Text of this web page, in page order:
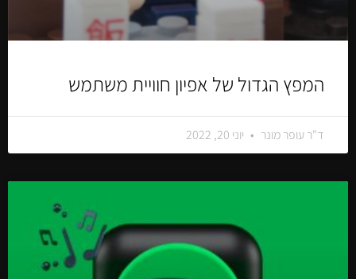
המפץ הגדול של אפיון חוויית משתמש
ד"ר עופר מונר יוני 20, 2022